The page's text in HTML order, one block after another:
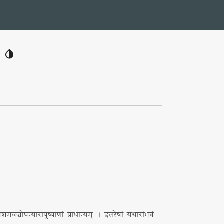
invert_colors
प्राधान्यम् । इतरेषां यथासंभवं